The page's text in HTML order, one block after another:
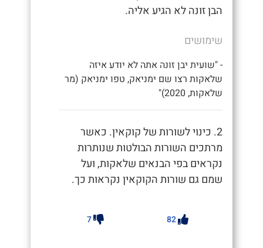
הבן זונה לא הגיע אליה.
שימושים
- "שועית יבן זונה אתה לא יודע איזה
שלאקות רצו שם ימניאק, טפו ימניאק (מר
שלאקות, 2020)"
2. כינוי לשורות של קוקאין. כאשר
מרתכים השורות הבולטות שנותרות
נקראים בפי הבנאים שלאקות, ועל
שמם גם שורות הקוקאין נקראות כך.
82
7